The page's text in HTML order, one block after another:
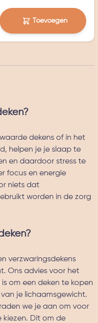
Toevoegen
dekens of in het
helpen je je slaap te
en daardoor stress te
focus en energie
niets dat
worden in de zorg
verzwaringsdekens
Ons advies voor het
om een deken te kopen
je lichaamsgewicht.
we je aan om voor
kiezen. Dit om de